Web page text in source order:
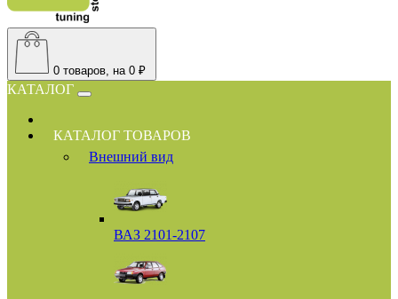
0 товаров, на 0 ₽
КАТАЛОГ
КАТАЛОГ ТОВАРОВ
Внешний вид
ВАЗ 2101-2107